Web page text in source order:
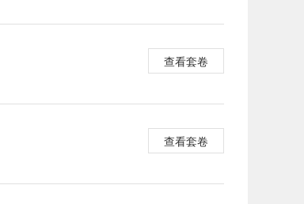
查看套卷
查看套卷